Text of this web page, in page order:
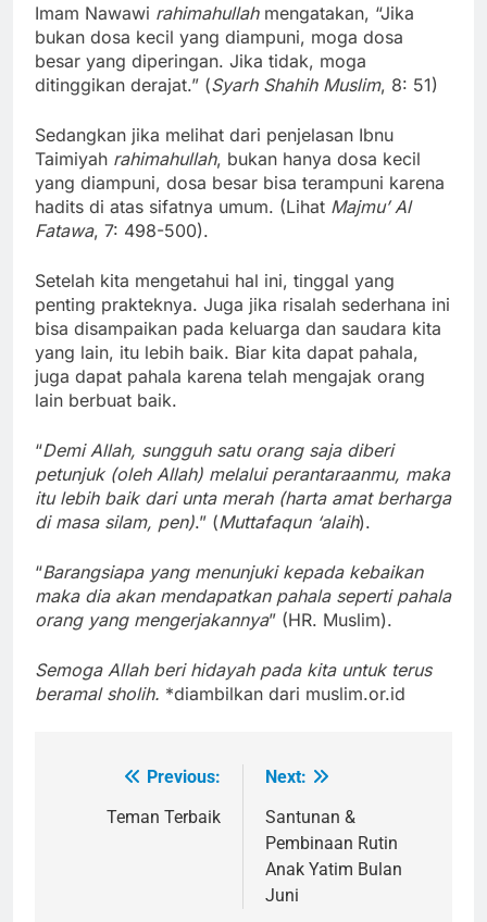
Imam Nawawi rahimahullah mengatakan, “Jika
bukan dosa kecil yang diampuni, moga dosa
besar yang diperingan. Jika tidak, moga
ditinggikan derajat.” (Syarh Shahih Muslim, 8: 51)
Sedangkan jika melihat dari penjelasan Ibnu
Taimiyah rahimahullah, bukan hanya dosa kecil
yang diampuni, dosa besar bisa terampuni karena
hadits di atas sifatnya umum. (Lihat Majmu’ Al
Fatawa, 7: 498-500).
Setelah kita mengetahui hal ini, tinggal yang
penting prakteknya. Juga jika risalah sederhana ini
bisa disampaikan pada keluarga dan saudara kita
yang lain, itu lebih baik. Biar kita dapat pahala,
juga dapat pahala karena telah mengajak orang
lain berbuat baik.
“Demi Allah, sungguh satu orang saja diberi
petunjuk (oleh Allah) melalui perantaraanmu, maka
itu lebih baik dari unta merah (harta amat berharga
di masa silam, pen).” (Muttafaqun ‘alaih).
“Barangsiapa yang menunjuki kepada kebaikan
maka dia akan mendapatkan pahala seperti pahala
orang yang mengerjakannya” (HR. Muslim).
Semoga Allah beri hidayah pada kita untuk terus
beramal sholih. *diambilkan dari muslim.or.id
NavigasiPrevious:
Teman Terbaik
Next:
Santunan &
Pembinaan Rutin
Anak Yatim Bulan
Juni